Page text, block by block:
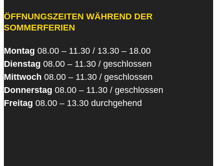
ÖFFNUNGSZEITEN WÄHREND DER
SOMMERFERIEN
Montag 08.00 – 11.30 / 13.30 – 18.00
Dienstag 08.00 – 11.30 / geschlossen
Mittwoch 08.00 – 11.30 / geschlossen
Donnerstag 08.00 – 11.30 / geschlossen
Freitag 08.00 – 13.30 durchgehend